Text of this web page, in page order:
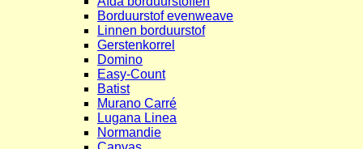
Borduurstof evenweave
Linnen borduurstof
Gerstenkorrel
Domino
Easy-Count
Batist
Murano Carré
Lugana Linea
Normandie